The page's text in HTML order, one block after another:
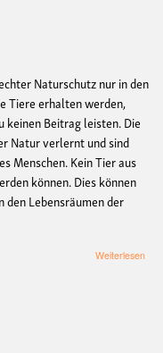
Naturschutz nur in den
Tiere erhalten werden,
keinen Beitrag leisten. Die
Natur verlernt und sind
Menschen. Kein Tier aus
können. Dies können
Lebensräumen der
Weiterlesen